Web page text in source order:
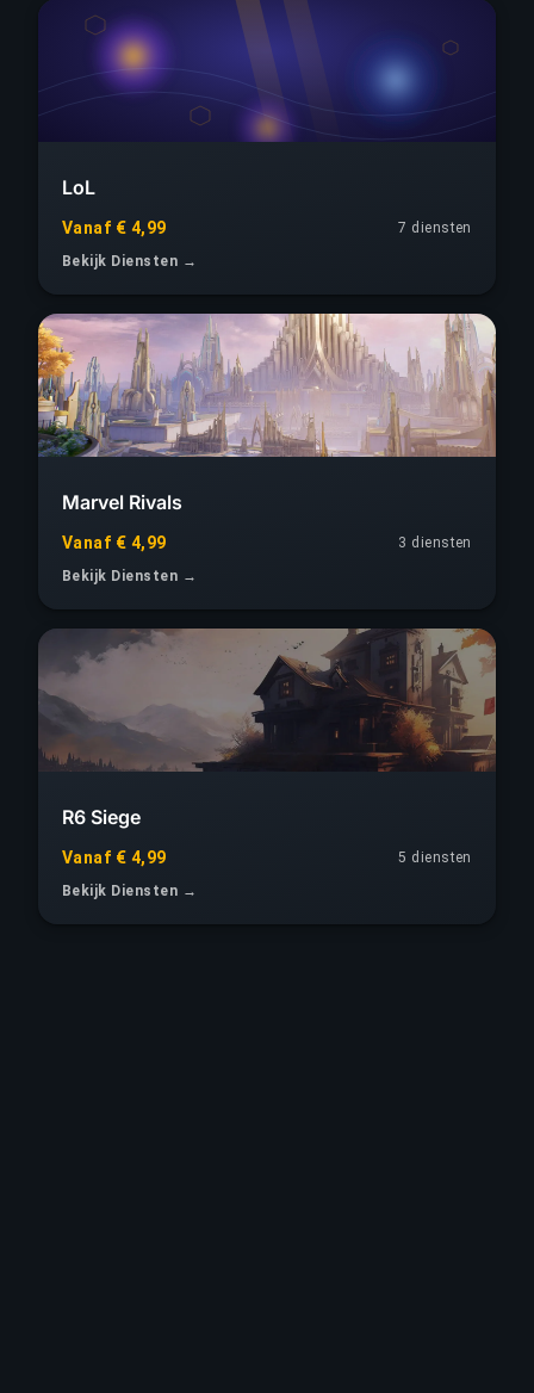
LoL
Vanaf € 4,99
7 diensten
Bekijk Diensten →
Marvel Rivals
Vanaf € 4,99
3 diensten
Bekijk Diensten →
R6 Siege
Vanaf € 4,99
5 diensten
Bekijk Diensten →